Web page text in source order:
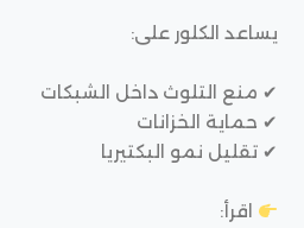
يساعد الكلور على:
✔ منع التلوث داخل الشبكات
✔ حماية الخزانات
✔ تقليل نمو البكتيريا
اقرأ: